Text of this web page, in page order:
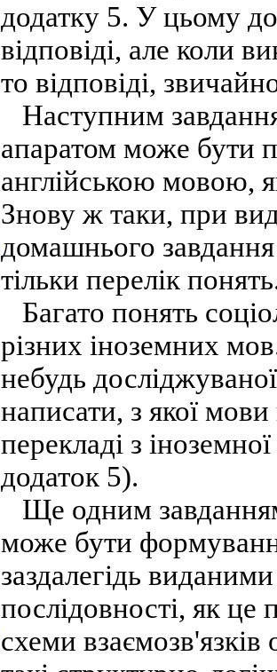
додатку 5. У цьому
відповіді, але коли
то відповіді,
Наступним
апаратом може бути
англійською мовою,
Знову ж таки, при
домашнього завдання
тільки перелік
Багато понять
різних іноземних
небудь
написати, з якої
перекладі з
додаток 5).
Ще одним
може бути
заздалегідь
послідовності, як це
схеми